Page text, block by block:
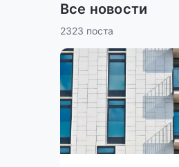
Все новости
2323 поста